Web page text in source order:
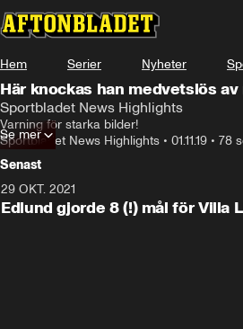
Hem Serier Nyheter
Här knockas han medvetslös
Sportbladet News Highlights
Varning för starka bilder!
Sportbladet News Highlights • 01.11.19 • 78
Se mer
Senast
29 OKT. 2021
Edlund gjorde 8 (!) mål för Villa